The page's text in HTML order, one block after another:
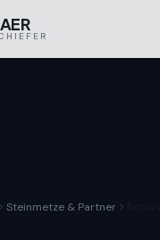
Steinmetze & Partner